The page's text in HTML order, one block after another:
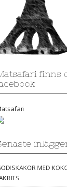
finns
MED